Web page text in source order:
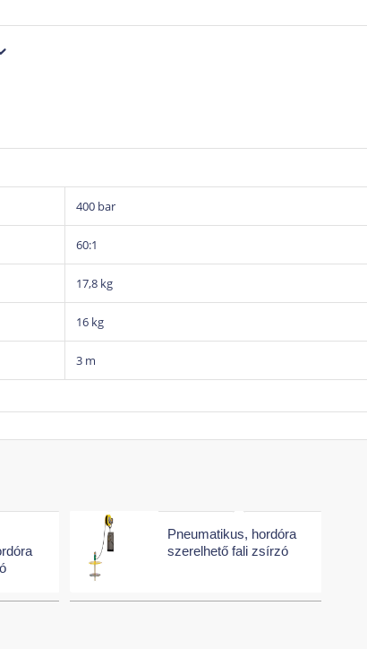
400 bar
60:1
17,8 kg
16 kg
3 m
Pneumatikus, hordóra
szerelhető fali zsírzó